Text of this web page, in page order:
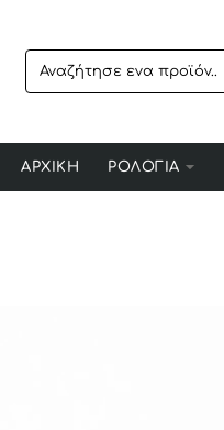
Αναζήτησε
ενα
ΑΡΧΙΚΗ ΡΟΛΟΓΙΑ